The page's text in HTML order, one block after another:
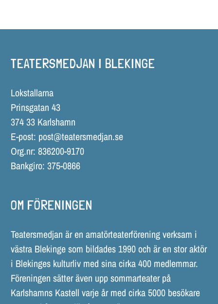
TEATERSMEDJAN I BLEKINGE
Lokstallarna
Prinsgatan 43
374 33 Karlshamn
E-post: post@teatersmedjan.se
Org.nr: 836200-9170
Bankgiro: 375-0866
OM FÖRENINGEN
Teatersmedjan är en amatörteaterförening verksam i
västra Blekinge som bildades 1990 och är en stor aktör
i Blekinges kulturliv med sina cirka 400 medlemmar.
Föreningen sätter även upp sommarteater på
Karlshamns Kastell varje år med cirka 5000 besökare